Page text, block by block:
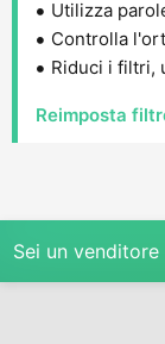
Utilizza
Controlla
Riduci i filtri,
Reimposta
Sei un